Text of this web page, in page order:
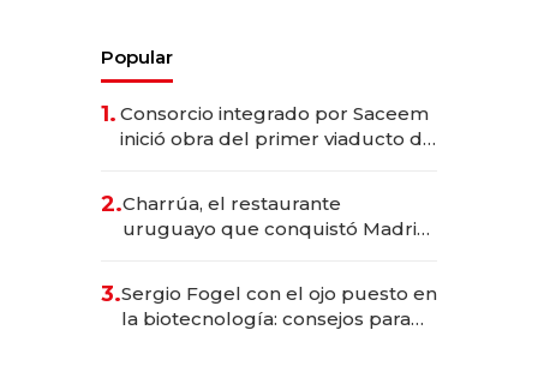
Popular
1. Consorcio integrado por Saceem
inició obra del primer viaducto de
millones
2.Charrúa, el restaurante
uruguayo que conquistó Madrid:
anticipación y prepara apertura
3.Sergio Fogel con el ojo puesto en
la biotecnología: consejos para